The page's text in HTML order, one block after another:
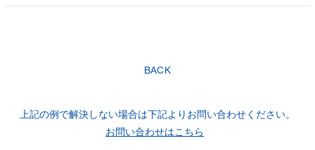
BACK
上記の例で解決しない場合は下記よりお問い合わせください。
お問い合わせはこちら